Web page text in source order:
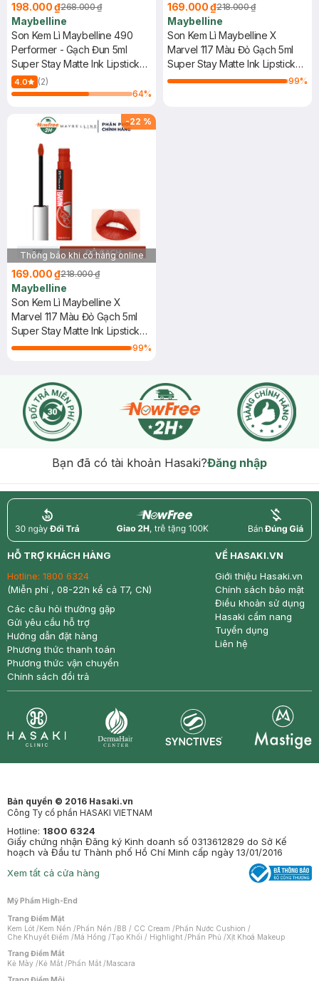
198.000 ₫268.000 ₫
Maybelline
Son Kem Lì Maybelline 490
Performer - Gạch Đun 5ml
Super Stay Matte Ink Lipstick
(Music Collection)
4.0
(2)
64%
169.000 ₫218.000 ₫
Maybelline
Son Kem Lì Maybelline X
Marvel 117 Màu Đỏ Gạch 5ml
Super Stay Matte Ink Lipstick
(Maybelline X Marvel
99%
-22 %
Thông báo khi có hàng online
169.000 ₫218.000 ₫
Maybelline
Son Kem Lì Maybelline X
Marvel 117 Màu Đỏ Gạch 5ml
Super Stay Matte Ink Lipstick
(Maybelline X Marvel
99%
Bạn đã có tài khoản Hasaki?Đăng nhập
return nowfree price
HỖ TRỢ KHÁCH HÀNG
Hotline: 1800 6324
(Miễn phí , 08-22h kể cả T7, CN)
Các câu hỏi thường gặp
Gửi yêu cầu hỗ trợ
Hướng dẫn đặt hàng
Phương thức thanh toán
Phương thức vận chuyển
Chính sách đổi trả
VỀ HASAKI.VN
Giới thiệu Hasaki.vn
Chính sách bảo mật
Điều khoản sử dụng
Hasaki cẩm nang
Tuyển dụng
Liên hệ
Bản quyền © 2016 Hasaki.vn
Công Ty cổ phần HASAKI VIETNAM
Hotline: 1800 6324
Giấy chứng nhận Đăng ký Kinh doanh số 0313612829 do Sở Kế
hoạch và Đầu tư Thành phố Hồ Chí Minh cấp ngày 13/01/2016
Xem tất cả cửa hàng
Mỹ Phẩm High-End
Trang Điểm Mặt
Kem Lót /Kem Nền /Phấn Nền /BB / CC Cream /Phấn Nước Cushion /
Che Khuyết Điểm /Má Hồng /Tạo Khối / Highlight /Phấn Phủ /Xịt Khoá Makeup
Trang Điểm Mắt
Kẻ Mày /Kẻ Mắt /Phấn Mắt /Mascara